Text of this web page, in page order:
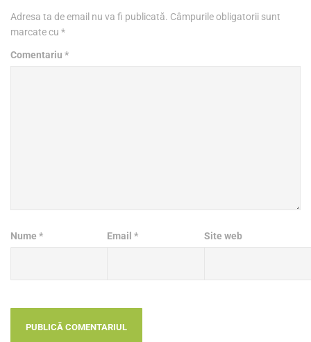
Adresa ta de email nu va fi publicată. Câmpurile obligatorii sunt
marcate cu *
Comentariu *
Nume * Email* Site web